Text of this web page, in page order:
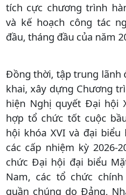
tích cực chương trình
và kế hoạch công tác
đầu, tháng đầu của năm
Đồng thời, tập trung lãnh
khai, xây dựng Chương
hiện Nghị quyết Đại hội
hợp tổ chức tốt cuộc
hội khóa XVI và đại
các cấp nhiệm kỳ 2026-
chức Đại hội đại biểu
Nam, các tổ chức
quần chúng do Đảng,